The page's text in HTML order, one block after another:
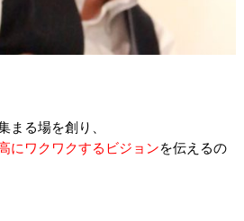
まる場を創り、
にワクワクするビジョンを伝えるの